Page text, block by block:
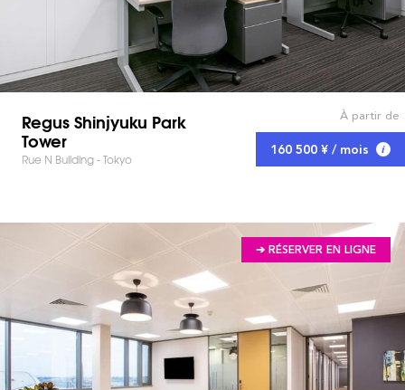
Regus Shinjyuku Park
Tower
Rue N Building - Tokyo
À partir de
160 500 ¥ / mois
➔ RÉSERVER EN LIGNE